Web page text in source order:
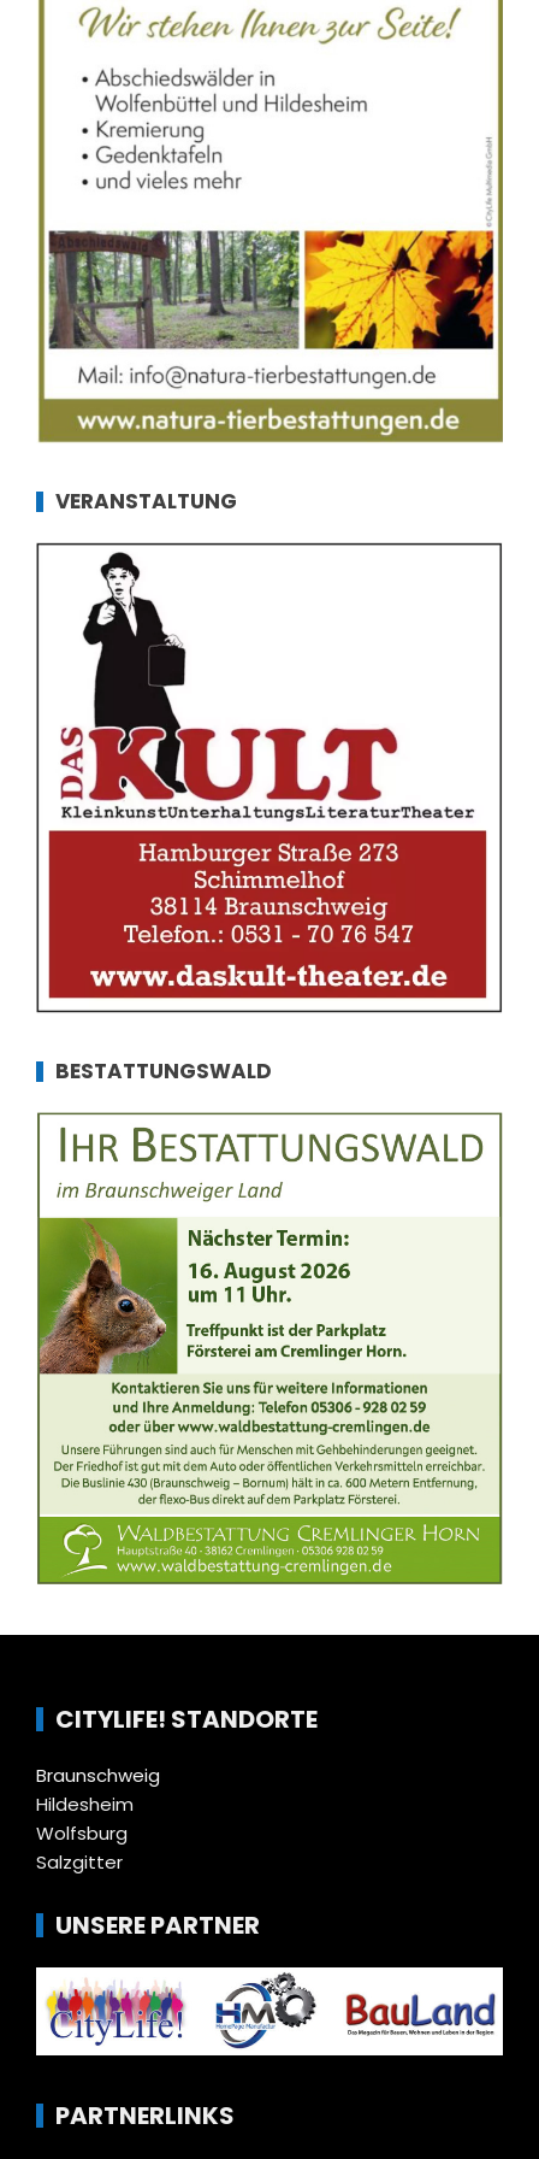
VERANSTALTUNG
BESTATTUNGSWALD
CITYLIFE! STANDORTE
Braunschweig
Hildesheim
Wolfsburg
Salzgitter
UNSERE PARTNER
PARTNERLINKS